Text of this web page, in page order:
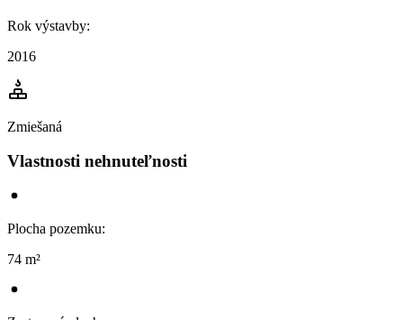
Rok výstavby:
2016
Zmiešaná
Vlastnosti nehnuteľnosti
Plocha pozemku:
74 m²